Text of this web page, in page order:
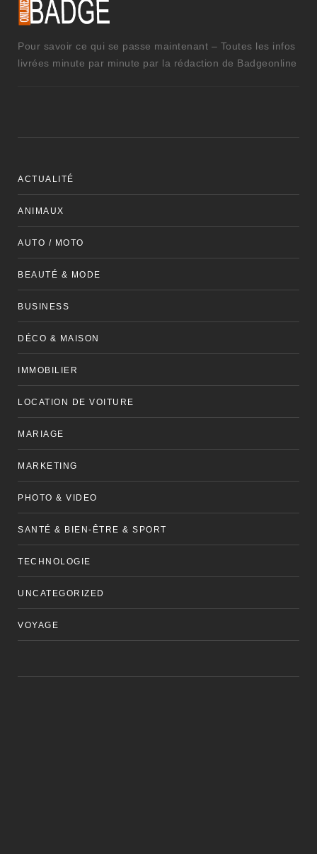
Pour savoir ce qui se passe maintenant – Toutes les infos
livrées minute par minute par la rédaction de Badgeonline
ACTUALITÉ
ANIMAUX
AUTO / MOTO
BEAUTÉ & MODE
BUSINESS
DÉCO & MAISON
IMMOBILIER
LOCATION DE VOITURE
MARIAGE
MARKETING
PHOTO & VIDEO
SANTÉ & BIEN-ÊTRE & SPORT
TECHNOLOGIE
UNCATEGORIZED
VOYAGE